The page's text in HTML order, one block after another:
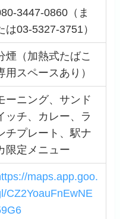
3447-0860（ま
は03-5327-3751）
煙（加熱式たばこ
用スペースあり）
ーニング、サンド
ッチ、カレー、ラ
チプレート、駅ナ
限定メニュー
maps.app.goo.
CZ2YoauFnEwNE